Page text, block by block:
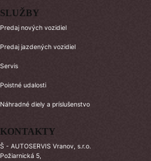
SLUŽBY
Predaj nových vozidiel
Predaj jazdených vozidiel
Servis
Poistné udalosti
Náhradné diely a príslušenstvo
KONTAKTY
Š - AUTOSERVIS Vranov, s.r.o.
Požiarnická 5,